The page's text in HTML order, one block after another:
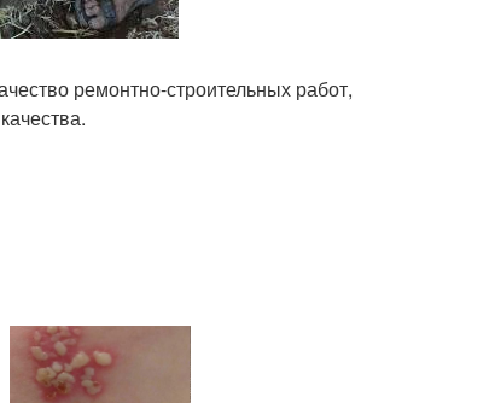
ремонтно-строительных работ,